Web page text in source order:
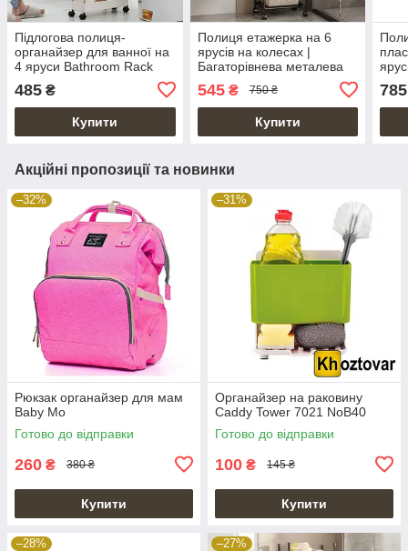
Підлогова полиця-
органайзер для ванної на
4 яруси Bathroom Rack
485 ₴
Купити
Полиця етажерка на 6
ярусів на колесах |
Багаторівнева металева
545₴ 750 ₴
Купити
785
Акційні пропозиції та новинки
–32%
Рюкзак органайзер для мам
Baby Mo
Готово до відправки
260 ₴ 380 ₴
Купити
–31%
Органайзер на раковину
Caddy Tower 7021 NoB40
Готово до відправки
100 ₴ 145 ₴
Купити
–28% –27%